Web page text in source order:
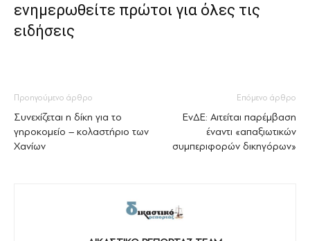
ενημερωθείτε πρώτοι για όλες τις
ειδήσεις
Προηγούμενο άρθρο
Συνεχίζεται η δίκη για το
γηροκομείο – κολαστήριο των
Χανίων
Επόμενο άρθρο
ΕνΔΕ: Αιτείται παρέμβαση
έναντι «απαξιωτικών
συμπεριφορών δικηγόρων»